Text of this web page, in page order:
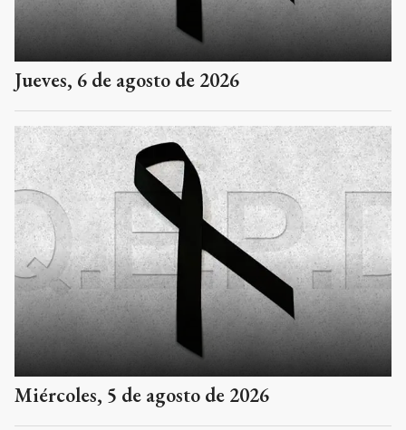
Jueves, 6 de agosto de 2026
Miércoles, 5 de agosto de 2026